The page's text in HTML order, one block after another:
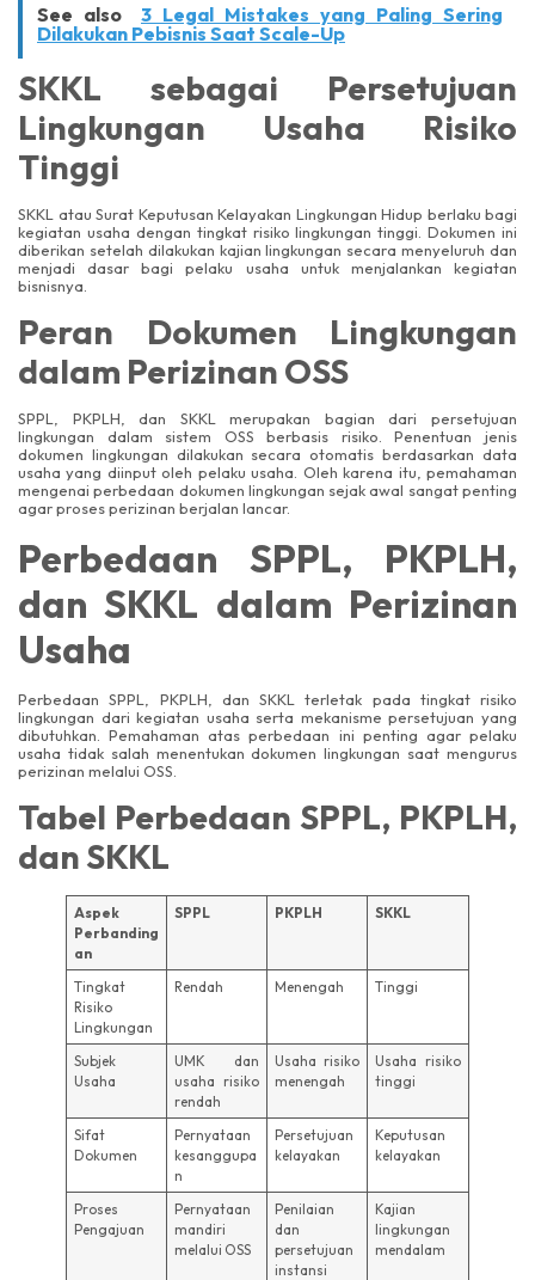
See also
3 Legal Mistakes yang Paling Sering
Dilakukan Pebisnis Saat Scale-Up
SKKL sebagai Persetujuan
Lingkungan Usaha Risiko
Tinggi
SKKL atau Surat Keputusan Kelayakan Lingkungan Hidup berlaku bagi
kegiatan usaha dengan tingkat risiko lingkungan tinggi. Dokumen ini
diberikan setelah dilakukan kajian lingkungan secara menyeluruh dan
menjadi dasar bagi pelaku usaha untuk menjalankan kegiatan
bisnisnya.
Peran Dokumen Lingkungan
dalam Perizinan OSS
SPPL, PKPLH, dan SKKL merupakan bagian dari persetujuan
lingkungan dalam sistem OSS berbasis risiko. Penentuan jenis
dokumen lingkungan dilakukan secara otomatis berdasarkan data
usaha yang diinput oleh pelaku usaha. Oleh karena itu, pemahaman
mengenai perbedaan dokumen lingkungan sejak awal sangat penting
agar proses perizinan berjalan lancar.
Perbedaan SPPL, PKPLH,
dan SKKL dalam Perizinan
Usaha
Perbedaan SPPL, PKPLH, dan SKKL terletak pada tingkat risiko
lingkungan dari kegiatan usaha serta mekanisme persetujuan yang
dibutuhkan. Pemahaman atas perbedaan ini penting agar pelaku
usaha tidak salah menentukan dokumen lingkungan saat mengurus
perizinan melalui OSS.
Tabel Perbedaan SPPL, PKPLH,
dan SKKL
Aspek
Perbanding
an
SPPL PKPLH SKKL
Tingkat
Risiko
Lingkungan
Rendah Menengah Tinggi
Subjek
Usaha
UMK dan
usaha risiko
rendah
Usaha risiko
menengah
Usaha risiko
tinggi
Sifat
Dokumen
Pernyataan
kesanggupa
n
Persetujuan
kelayakan
Keputusan
kelayakan
Proses
Pengajuan
Pernyataan
mandiri
melalui OSS
Penilaian
dan
persetujuan
instansi
Kajian
lingkungan
mendalam